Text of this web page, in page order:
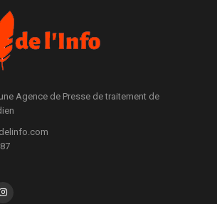
Agence de Presse de traitement de